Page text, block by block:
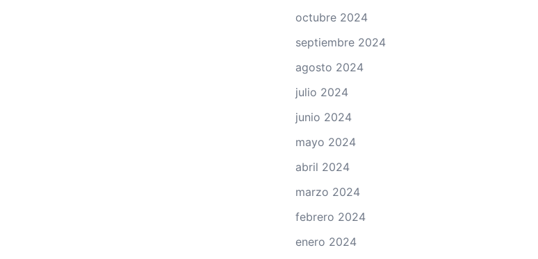
octubre 2024
septiembre 2024
agosto 2024
julio 2024
junio 2024
mayo 2024
abril 2024
marzo 2024
febrero 2024
enero 2024